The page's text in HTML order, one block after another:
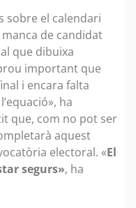
sobre el calendari
de candidat
que dibuixa
important que
i encara falta
ha
que, com no pot ser
aquest
electoral. «El
segurs», ha